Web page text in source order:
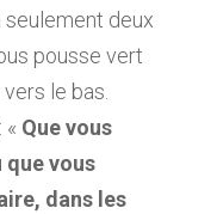
deux
pousse vert
le bas.
« Que vous
que vous
dans les